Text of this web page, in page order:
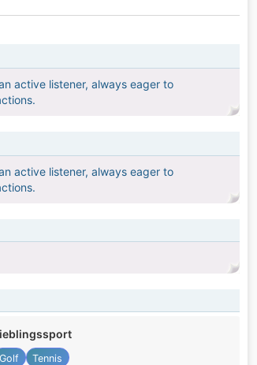
active listener, always eager to
active listener, always eager to
Golf Tennis